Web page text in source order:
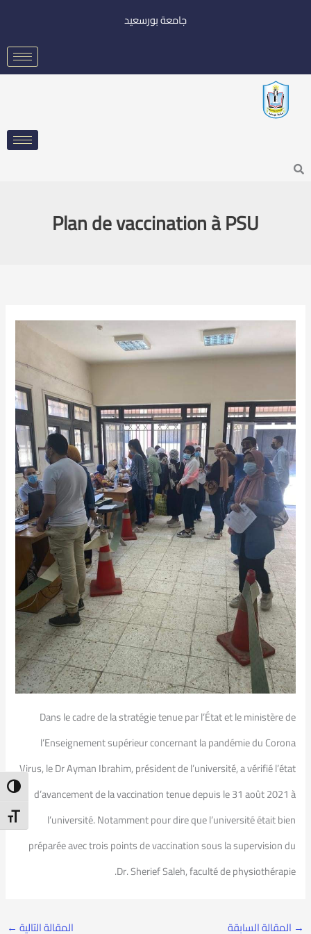
جامعة بورسعيد
Search
Plan de vaccination à PSU
Dans le cadre de la stratégie tenue par l’État et le ministère de
l’Enseignement supérieur concernant la pandémie du Corona
Virus, le Dr Ayman Ibrahim, président de l’université, a vérifié l’état
d’avancement de la vaccination tenue depuis le 31 août 2021 à
l’université. Notamment pour dire que l’université était bien
préparée avec trois points de vaccination sous la supervision du
Dr. Sherief Saleh, faculté de physiothérapie.
→ المقالة السابقة المقالة التالية ←